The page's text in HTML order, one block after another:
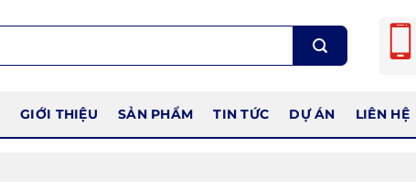
GIỚI THIỆU SẢN PHẨM TIN TỨC DỰ ÁN LIÊN HỆ